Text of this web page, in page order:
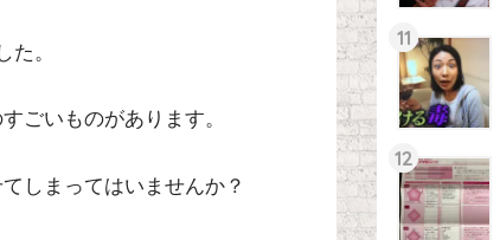
た。
ごいものがあります。
しまってはいませんか？
11
12